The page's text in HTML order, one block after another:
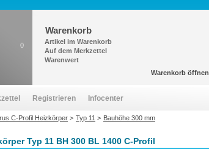
Typ 11 BH 300 BL 1400 C-Profil
0
Warenkorb
Artikel im Warenkorb
Auf dem Merkzettel
Warenwert
Warenkorb öffnen
Registrieren Infocenter
C-Profil Heizkörper > Typ 11 > Bauhöhe 300 mm